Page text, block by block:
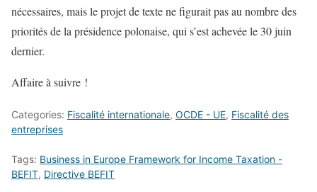
nécessaires, mais le projet de texte ne figurait pas au nombre des
priorités de la présidence polonaise, qui s’est achevée le 30 juin
dernier.
Affaire à suivre !
Categories: Fiscalité internationale, OCDE - UE, Fiscalité des
entreprises
Tags: Business in Europe Framework for Income Taxation -
BEFIT, Directive BEFIT